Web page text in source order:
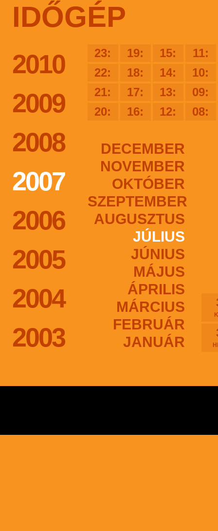
IDŐGÉP
2010
2009
2008
2007
2006
2005
2004
2003
23: 19: 15:
11:
22:
18: 14:
10:
21:
17: 13:
09:
20:
16: 12: 08:
DECEMBER
NOVEMBER
OKTÓBER
SZEPTEMBER
AUGUSZTUS
JÚLIUS
JÚNIUS
MÁJUS
ÁPRILIS
MÁRCIUS
FEBRUÁR
JANUÁR